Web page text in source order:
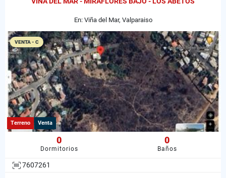
En: Viña del Mar, Valparaiso
VENTA - C
Terreno Venta
0
Dormitorios
0
Baños
7607261